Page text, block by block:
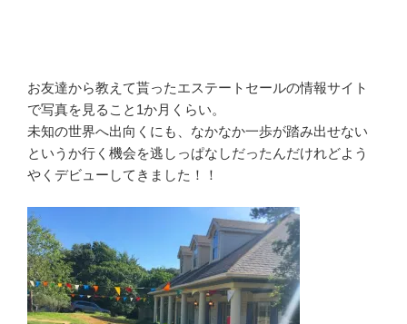
お友達から教えて貰ったエステートセールの情報サイト
で写真を見ること1か月くらい。
未知の世界へ出向くにも、なかなか一歩が踏み出せない
というか行く機会を逃しっぱなしだったんだけれどよう
やくデビューしてきました！！